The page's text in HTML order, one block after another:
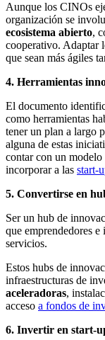
Aunque los CINOs
organización se
ecosistema abierto,
cooperativo. Adaptar
que sean más ágiles
4. Herramientas
El documento
como herramientas
tener un plan a largo
alguna de estas
contar con un
incorporar a las start-
5. Convertirse en
Ser un hub de
que emprendedores
servicios.
Estos hubs de
infraestructuras de
aceleradoras,
acceso a fondos de
6. Invertir en start-